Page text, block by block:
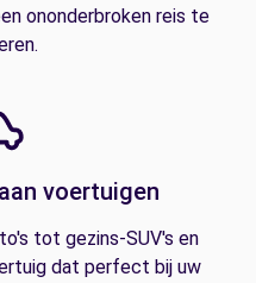
ononderbroken reis te
voertuigen
tot gezins-SUV's en
dat perfect bij uw